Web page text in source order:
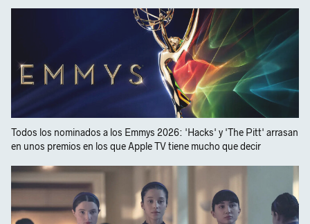
Todos los nominados a los Emmys 2026: 'Hacks' y 'The Pitt' arrasan
en unos premios en los que Apple TV tiene mucho que decir